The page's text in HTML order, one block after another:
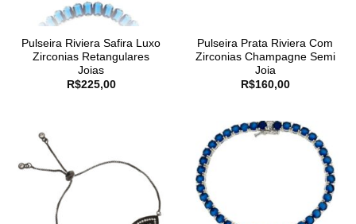
Pulseira Riviera Safira Luxo
Zirconias Retangulares
Joias
R$225,00
Pulseira Prata Riviera Com
Zirconias Champagne Semi
Joia
R$160,00